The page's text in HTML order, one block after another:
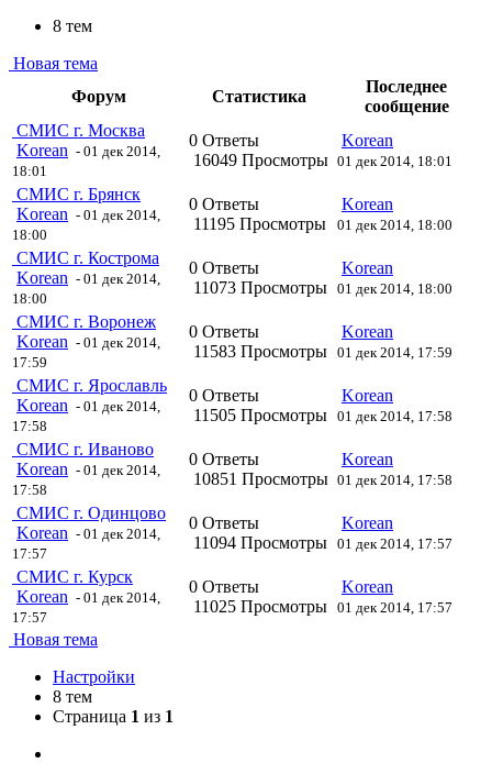
8 тем
Новая тема
Форум
Статистика
Последнее
сообщение
СМИС г. Москва
Korean - 01 дек 2014,
18:01
0 Ответы
16049 Просмотры
Korean
01 дек 2014, 18:01
СМИС г. Брянск
Korean - 01 дек 2014,
18:00
0 Ответы
11195 Просмотры
Korean
01 дек 2014, 18:00
СМИС г. Кострома
Korean - 01 дек 2014,
18:00
0 Ответы
11073 Просмотры
Korean
01 дек 2014, 18:00
СМИС г. Воронеж
Korean - 01 дек 2014,
17:59
0 Ответы
11583 Просмотры
Korean
01 дек 2014, 17:59
СМИС г. Ярославль
Korean - 01 дек 2014,
17:58
0 Ответы
11505 Просмотры
Korean
01 дек 2014, 17:58
СМИС г. Иваново
Korean - 01 дек 2014,
17:58
0 Ответы
10851 Просмотры
Korean
01 дек 2014, 17:58
СМИС г. Одинцово
Korean - 01 дек 2014,
17:57
0 Ответы
11094 Просмотры
Korean
01 дек 2014, 17:57
СМИС г. Курск
Korean - 01 дек 2014,
17:57
0 Ответы
11025 Просмотры
Korean
01 дек 2014, 17:57
Новая тема
Настройки
8 тем
Страница 1 из 1